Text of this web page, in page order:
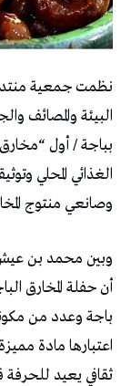
نظمت جمعية
البيئة والمصائف
بباجة / أول “مخارق
الغذائي المحلي
وصانعي منتوج
وبين محمد بن
أن حفلة المخارق
باجة وعدد من
اعتبارها مادة
ثقافي يعيد للحرفة